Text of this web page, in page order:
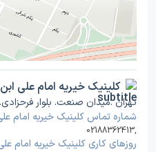
کلینیک خیریه امام علی
تهران .میدان صنعت. بلوار
شماره تماس کلینیک خیریه امام
02188362413,
روز‌های کاری کلینیک خیریه امام